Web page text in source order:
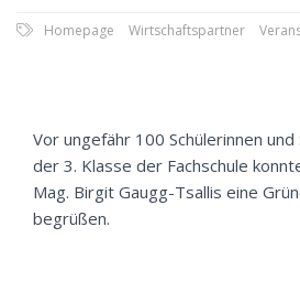
Homepage Wirtschaftspartner
Vor ungefähr 100 Schülerinnen
der 3. Klasse der Fachschule
Mag. Birgit Gaugg-Tsallis eine
begrüßen.